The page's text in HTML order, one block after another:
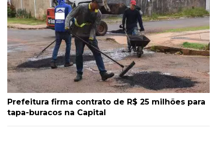
Prefeitura firma contrato de R$ 25 milhões para
tapa-buracos na Capital